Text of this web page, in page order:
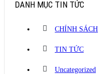
DANH MỤC TIN TỨC
CHÍNH SÁCH
TIN TỨC
Uncategorized